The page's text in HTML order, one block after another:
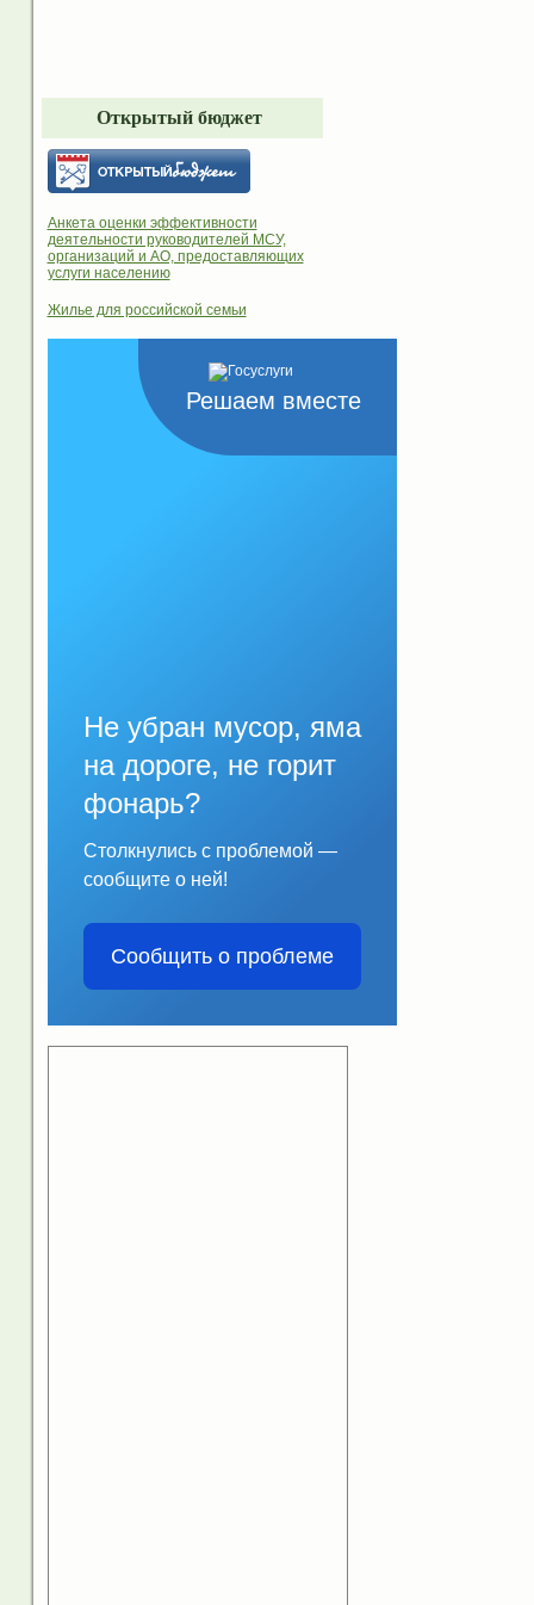
Открытый бюджет
Анкета оценки эффективности
деятельности руководителей МСУ,
организаций и АО, предоставляющих
услуги населению
Жилье для российской семьи
Решаем вместе
Не убран мусор, яма
на дороге, не горит
фонарь?
Столкнулись с проблемой —
сообщите о ней!
Сообщить о проблеме